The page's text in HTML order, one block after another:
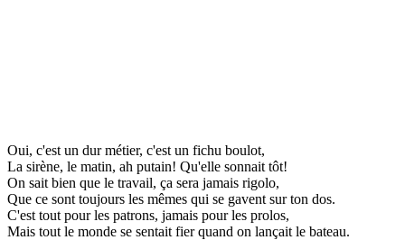
Oui, c'est un dur métier, c'est un fichu boulot,
La sirène, le matin, ah putain! Qu'elle sonnait tôt!
On sait bien que le travail, ça sera jamais rigolo,
Que ce sont toujours les mêmes qui se gavent sur ton dos.
C'est tout pour les patrons, jamais pour les prolos,
Mais tout le monde se sentait fier quand on lançait le bateau.